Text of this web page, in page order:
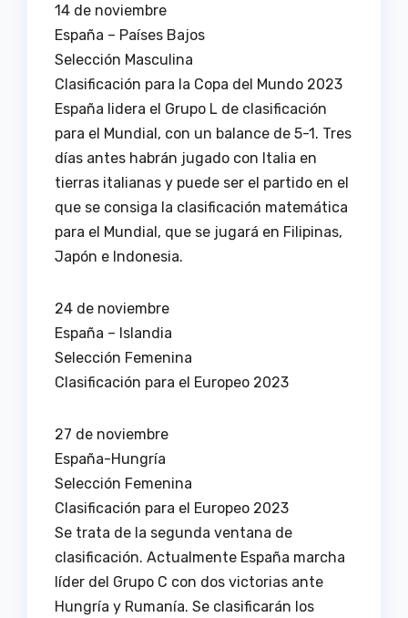
14 de noviembre
España – Países Bajos
Selección Masculina
Clasificación para la Copa del Mundo 2023
España lidera el Grupo L de clasificación
para el Mundial, con un balance de 5-1. Tres
días antes habrán jugado con Italia en
tierras italianas y puede ser el partido en el
que se consiga la clasificación matemática
para el Mundial, que se jugará en Filipinas,
Japón e Indonesia.
24 de noviembre
España – Islandia
Selección Femenina
Clasificación para el Europeo 2023
27 de noviembre
España-Hungría
Selección Femenina
Clasificación para el Europeo 2023
Se trata de la segunda ventana de
clasificación. Actualmente España marcha
líder del Grupo C con dos victorias ante
Hungría y Rumanía. Se clasificarán los